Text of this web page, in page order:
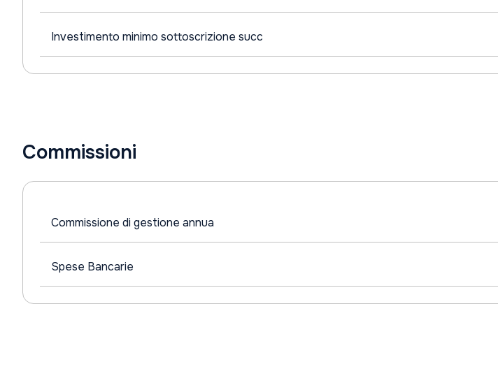
Investimento minimo sottoscrizione succ
Commissioni
Commissione di gestione annua
Spese Bancarie